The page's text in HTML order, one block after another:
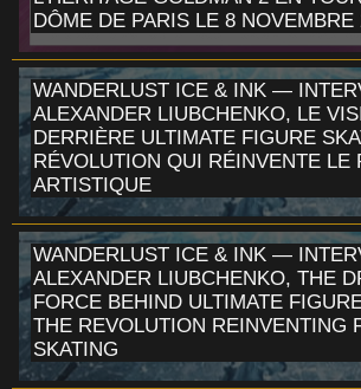
DÔME DE PARIS LE 8 NOVEMBRE
WANDERLUST ICE & INK —
ALEXANDER LIUBCHENKO, LE
DERRIÈRE ULTIMATE FIGURE
RÉVOLUTION QUI RÉINVENTE LE
ARTISTIQUE
WANDERLUST ICE & INK —
ALEXANDER LIUBCHENKO, THE
FORCE BEHIND ULTIMATE
THE REVOLUTION REINVENTING
SKATING